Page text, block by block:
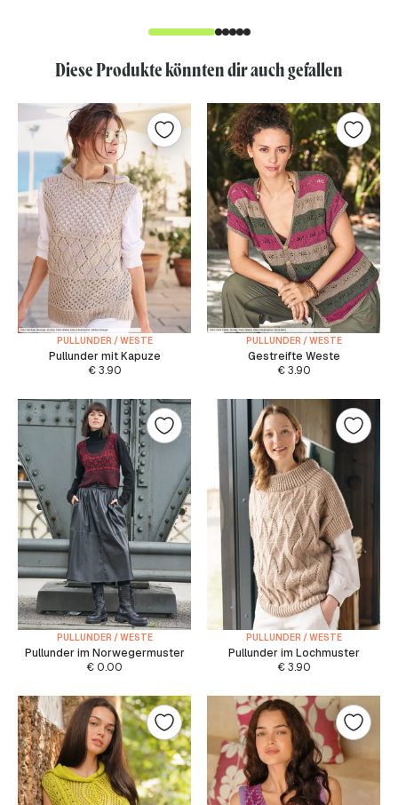
Diese Produkte könnten dir auch gefallen
PULLUNDER / WESTE
Pullunder mit Kapuze
€3.90
PULLUNDER / WESTE
Gestreifte Weste
€3.90
PULLUNDER / WESTE
Pullunder im Norwegermuster
€ 0.00
PULLUNDER / WESTE
Pullunder im Lochmuster
€3.90